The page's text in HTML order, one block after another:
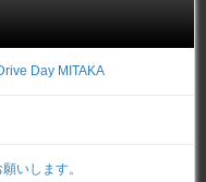
Day MITAKA
いします。